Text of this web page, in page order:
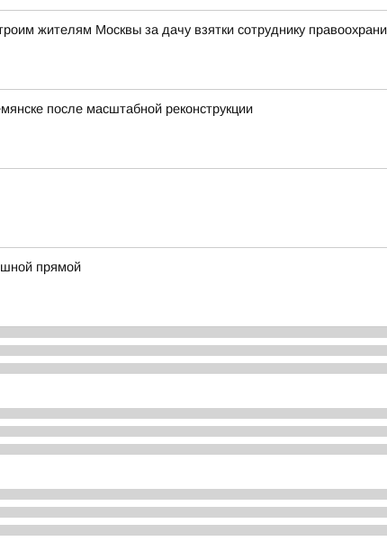
жителям Москвы за дачу взятки сотруднику
после масштабной реконструкции
прямой